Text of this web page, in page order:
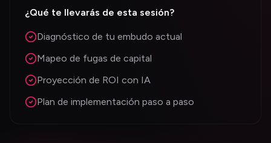
¿Qué te llevarás de esta sesión?
Diagnóstico de tu embudo actual
Mapeo de fugas de capital
Proyección de ROI con IA
Plan de implementación paso a paso